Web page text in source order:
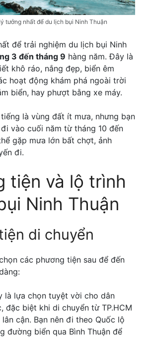
tưởng nhất để du lịch bụi Ninh Thuận
để trải nghiệm du lịch bụi Ninh
3 đến tháng 9 hàng năm. Đây là
khô ráo, nắng đẹp, biển êm
hoạt động khám phá ngoài trời
biển, hay phượt bằng xe máy.
là vùng đất ít mưa, nhưng bạn
vào cuối năm từ tháng 10 đến
gặp mưa lớn bất chợt, ảnh
đi.
tiện và lộ trình
Ninh Thuận
di chuyển
các phương tiện sau để đến
là lựa chọn tuyệt vời cho dân
đặc biệt khi di chuyển từ TP.HCM
cận. Bạn nên đi theo Quốc lộ
đường biển qua Bình Thuận để